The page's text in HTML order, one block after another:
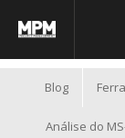
Blog
Análise do